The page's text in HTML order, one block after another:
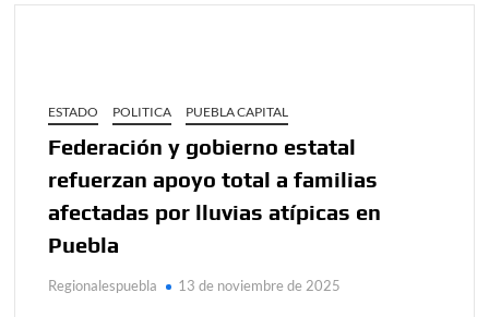
ESTADO POLITICA PUEBLA CAPITAL
Federación y gobierno estatal
refuerzan apoyo total a familias
afectadas por lluvias atípicas en
Puebla
Regionalespuebla 13 de noviembre de 2025